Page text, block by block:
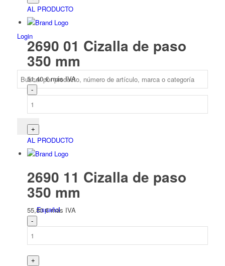
Login
Español
AL PRODUCTO
2690 01 Cizalla de paso
350 mm
51,40€ más IVA
AL PRODUCTO
2690 11 Cizalla de paso
350 mm
55,80€ más IVA